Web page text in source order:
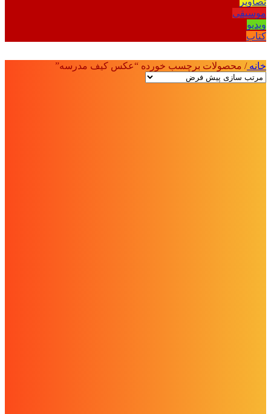
موسیقی
ویدیو
کتاب
خانه/ محصولات برچسب خورده “عکس کیف مدرسه”